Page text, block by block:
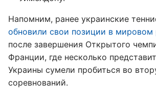
Напомним, ранее украинские
обновили свои позиции в мировом
после завершения Открытого
Франции, где несколько
Украины сумели пробиться во
соревнований.